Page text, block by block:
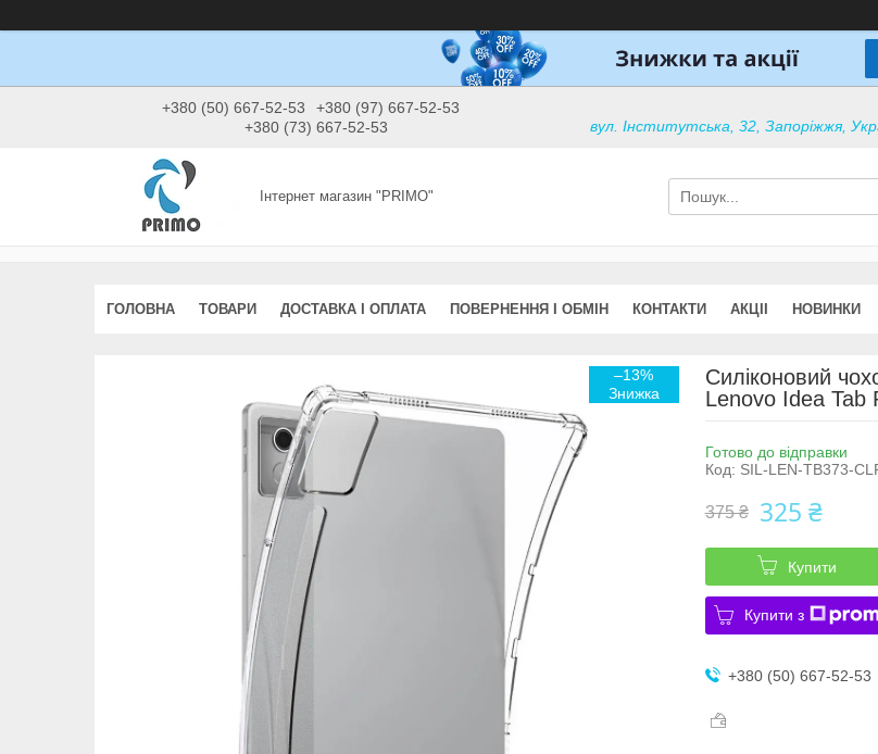
+380 (50) 667-52-53
+380 (97) 667-52-53
+380 (73) 667-52-53
вул. Інститутська, 32, Запоріжжя,
Інтернет магазин "PRIMO"
ГОЛОВНА ТОВАРИ ДОСТАВКА І ОПЛАТА ПОВЕРНЕННЯ І ОБМІН КОНТАКТИ АКЦІІ НОВИНКИ
–13%
Силіконовий
Lenovo Idea Tab
Готово до відправки
Код: SIL-LEN-TB373-
375 ₴ 325 ₴
Купити
Купити з
+380 (50) 667-52-53